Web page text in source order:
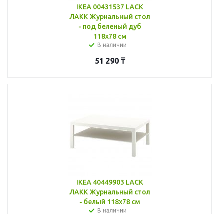
IKEA 00431537 LACK
ЛАКК Журнальный стол
- под беленый дуб
118x78 см
В наличии
51 290₸
IKEA 40449903 LACK
ЛАКК Журнальный стол
- белый 118x78 см
В наличии